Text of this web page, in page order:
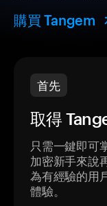
購買 Tangem
首先
取得
只需一鍵即可
加密新手來說
為有經驗的用
體驗。